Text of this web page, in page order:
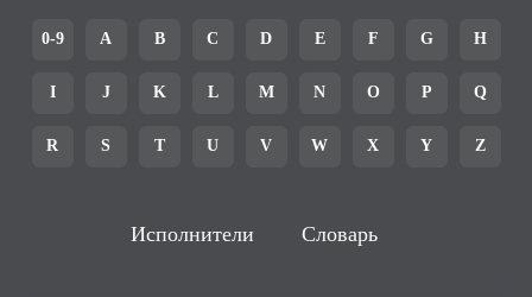
0-9 A B C D E F G H
I J K L M N O P Q
R S T U V W X Y Z
Исполнители Словарь